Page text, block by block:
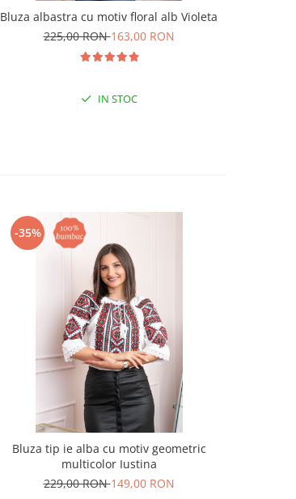
Bluza albastra cu motiv floral alb Violeta
225,00 RON163,00 RON
IN STOC
-35%
Bluza tip ie alba cu motiv geometric
multicolor Iustina
229,00 RON149,00 RON